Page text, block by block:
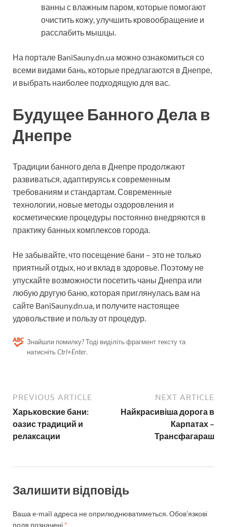
ванны с влажным паром, которые помогают
очистить кожу, улучшить кровообращение и
расслабить мышцы.
На портале BaniSauny.dn.ua можно ознакомиться со
всеми видами бань, которые предлагаются в Днепре,
и выбрать наиболее подходящую для вас.
Будущее Банного Дела в
Днепре
Традиции банного дела в Днепре продолжают
развиваться, адаптируясь к современным
требованиям и стандартам. Современные
технологии, новые методы оздоровления и
косметические процедуры постоянно внедряются в
практику банных комплексов города.
Не забывайте, что посещение бани – это не только
приятный отдых, но и вклад в здоровье. Поэтому не
упускайте возможности посетить чаны Днепра или
любую другую баню, которая приглянулась вам на
сайте BaniSauny.dn.ua, и получите настоящее
удовольствие и пользу от процедур.
Знайшли помилку? Тоді виділіть фрагмент тексту та
натисніть Ctrl+Enter.
PREVIOUS ARTICLE
Харьковские бани:
оазис традиций и
релаксации
NEXT ARTICLE
Найкрасивіша дорога в
Карпатах –
Трансфагараш
Залишити відповідь
Ваша e-mail адреса не оприлюднюватиметься.Обов’язкові
поля позначені *